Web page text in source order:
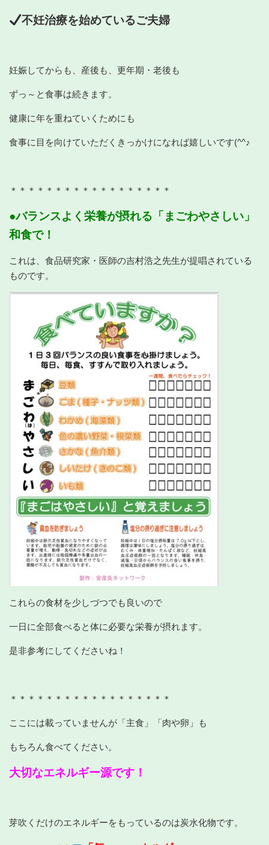
不妊治療を始めているご夫婦
妊娠してからも、産後も、更年期・老後も
ずっ～と食事は続きます。
健康に年を重ねていくためにも
食事に目を向けていただくきっかけになれば嬉しいです(^^♪
＊＊＊＊＊＊＊＊＊＊＊＊＊＊＊＊＊＊
●バランスよく栄養が摂れる「まごわやさしい」
和食で！
これは、食品研究家・医師の吉村浩之先生が提唱されている
ものです。
これらの食材を少しづつでも良いので
一日に全部食べると体に必要な栄養が摂れます。
是非参考にしてくださいね！
＊＊＊＊＊＊＊＊＊＊＊＊＊＊＊＊＊＊
ここには載っていませんが「主食」「肉や卵」も
もちろん食べてください。
大切なエネルギー源です！
芽吹くだけのエネルギーをもっているのは炭水化物です。